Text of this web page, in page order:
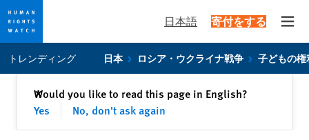
privacy
content
日本語 寄付をする
トレンディング 日本 ロシア・ウクライナ戦争 子どもの権
Would you like to read this page in English?
Yes
No, don't ask again
✕閉じる